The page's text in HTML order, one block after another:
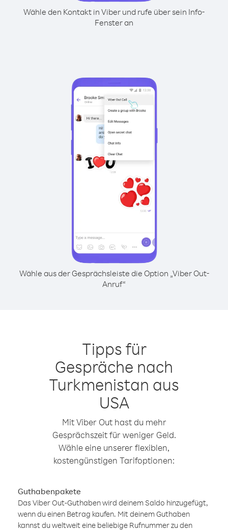
Wähle den Kontakt in Viber und rufe über sein Info-
Fenster an
Wähle aus der Gesprächsleiste die Option „Viber Out-
Anruf“
Tipps für
Gespräche nach
Turkmenistan aus
USA
Mit Viber Out hast du mehr
Gesprächszeit für weniger Geld.
Wähle eine unserer flexiblen,
kostengünstigen Tarifoptionen:
Guthabenpakete
Das Viber Out-Guthaben wird deinem Saldo hinzugefügt,
wenn du einen Betrag kaufen. Mit deinem Guthaben
kannst du weltweit eine beliebige Rufnummer zu den